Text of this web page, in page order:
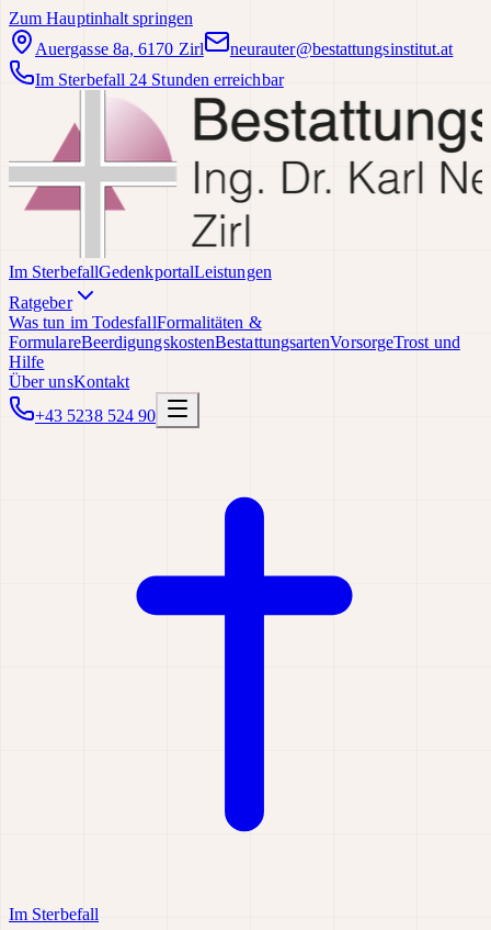
Zum Hauptinhalt springen
Auergasse 8a, 6170 Zirl
neurauter@bestattungsinstitut.at
Im Sterbefall 24 Stunden erreichbar
Im SterbefallGedenkportalLeistungen
Ratgeber
Was tun im TodesfallFormalitäten &
FormulareBeerdigungskostenBestattungsartenVorsorgeTrost und
Hilfe
Über unsKontakt
+43 5238 524 90
Im Sterbefall